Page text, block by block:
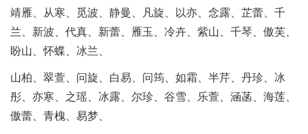
靖雁、从寒、觅波、静曼、凡旋、以亦、念露、芷蕾、千
兰、新波、代真、新蕾、雁玉、冷卉、紫山、千琴、傲芙、
盼山、怀蝶、冰兰、
山柏、翠萱、问旋、白易、问筠、如霜、半芹、丹珍、冰
彤、亦寒、之瑶、冰露、尔珍、谷雪、乐萱、涵菡、海莲、
傲蕾、青槐、易梦、